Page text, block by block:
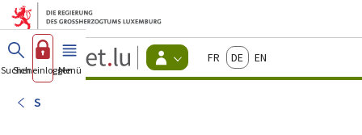
Zum Hauptmenü
Zum Inhalt
Guichet.lu
Changer
d'espace
FrançaisDeutschEnglish
Suchen
Sich einloggen
Menü Haupt-
S